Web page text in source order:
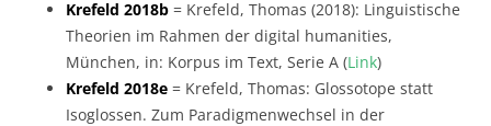
Krefeld 2018b = Krefeld, Thomas (2018): Linguistische
Theorien im Rahmen der digital humanities,
München, in: Korpus im Text, Serie A (Link)
Krefeld 2018e = Krefeld, Thomas: Glossotope statt
Isoglossen. Zum Paradigmenwechsel in der